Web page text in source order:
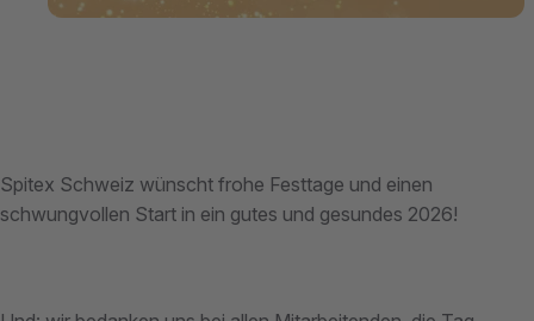
Spitex Schweiz wünscht frohe Festtage und einen
schwungvollen Start in ein gutes und gesundes 2026!